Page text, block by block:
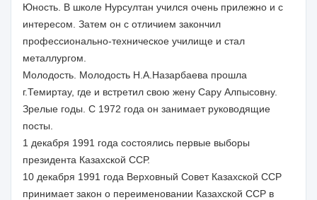
Юность. В школе Нурсултан учился очень прилежно и с
интересом. Затем он с отличием закончил
профессионально-техническое училище и стал
металлургом.
Молодость. Молодость Н.А.Назарбаева прошла
г.Темиртау, где и встретил свою жену Сару Алпысовну.
Зрелые годы. С 1972 года он занимает руководящие
посты.
1 декабря 1991 года состоялись первые выборы
президента Казахской ССР.
10 декабря 1991 года Верховный Совет Казахской ССР
принимает закон о переименовании Казахской ССР в